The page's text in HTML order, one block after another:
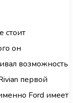
стоит
он
возможность
первой
Ford имеет